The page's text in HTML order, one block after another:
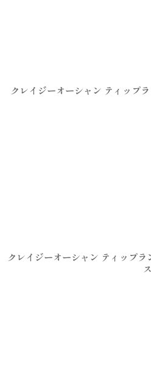
クレイジーオーシャン ティップ
クレイジーオーシャン ティップ